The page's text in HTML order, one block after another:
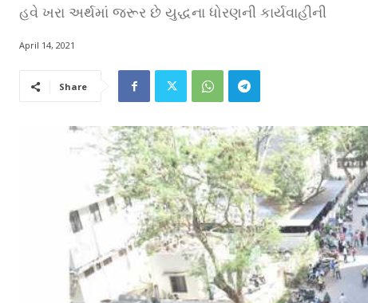
હવે ખરા અર્થમાં જરૂર છે યુદ્ધના ધોરણની કાર્યવાહીની
April 14, 2021
Share